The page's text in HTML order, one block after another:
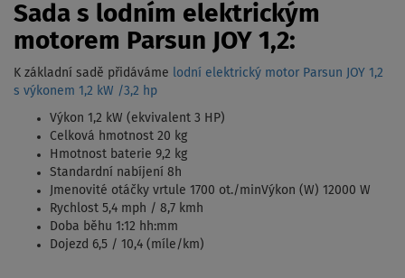
Sada s lodním elektrickým
motorem Parsun JOY 1,2:
K základní sadě přidáváme
lodní elektrický motor Parsun JOY 1,2
s výkonem 1,2 kW /3,2 hp
Výkon 1,2 kW (ekvivalent 3 HP)
Celková hmotnost 20 kg
Hmotnost baterie 9,2 kg
Standardní nabíjení 8h
Jmenovité otáčky vrtule 1700 ot./minVýkon (W) 12000 W
Rychlost 5,4 mph / 8,7 kmh
Doba běhu 1:12 hh:mm
Dojezd 6,5 / 10,4 (míle/km)